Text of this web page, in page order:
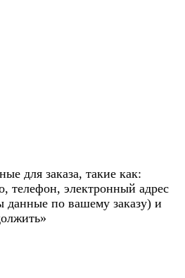
для заказа, такие как:
телефон, электронный адрес
данные по вашему заказу) и